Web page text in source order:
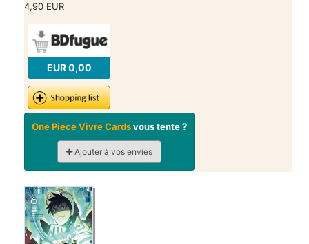
4,90 EUR
EUR 0,00
One Piece Vivre Cardsvous tente ?
Ajouter à vos envies